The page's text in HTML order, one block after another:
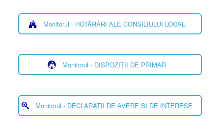
Monitorul - HOTĂRÂRI ALE CONSILIULUI LOCAL
Monitorul - DISPOZIȚII DE PRIMAR
Monitorul - DECLARAȚII DE AVERE ȘI DE INTERESE